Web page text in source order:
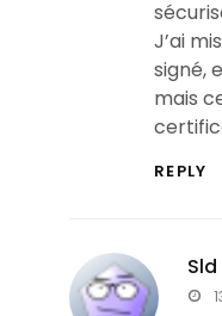
J’ai
signé,
mais
REPLY
Sld